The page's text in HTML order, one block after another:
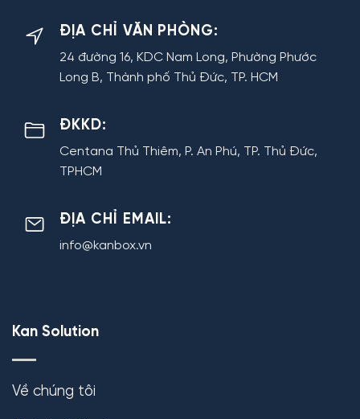
ĐỊA CHỈ VĂN PHÒNG:
24 đường 16, KDC Nam Long, Phường Phước
Long B, Thành phố Thủ Đức, TP. HCM
ĐKKD:
Centana Thủ Thiêm, P. An Phú, TP. Thủ Đức,
TPHCM
ĐỊA CHỈ EMAIL:
info@kanbox.vn
Kan Solution
Về chúng tôi